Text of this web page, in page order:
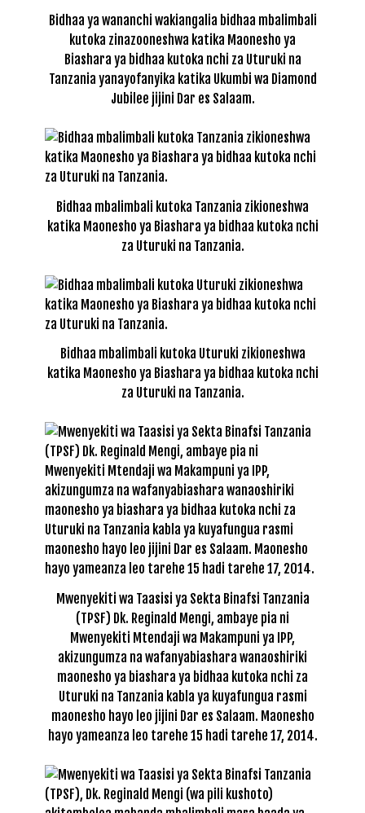
Bidhaa ya wananchi wakiangalia bidhaa mbalimbali
kutoka zinazooneshwa katika Maonesho ya
Biashara ya bidhaa kutoka nchi za Uturuki na
Tanzania yanayofanyika katika Ukumbi wa Diamond
Jubilee jijini Dar es Salaam.
Bidhaa mbalimbali kutoka Tanzania zikioneshwa
katika Maonesho ya Biashara ya bidhaa kutoka nchi
za Uturuki na Tanzania.
Bidhaa mbalimbali kutoka Uturuki zikioneshwa
katika Maonesho ya Biashara ya bidhaa kutoka nchi
za Uturuki na Tanzania.
Mwenyekiti wa Taasisi ya Sekta Binafsi Tanzania
(TPSF) Dk. Reginald Mengi, ambaye pia ni
Mwenyekiti Mtendaji wa Makampuni ya IPP,
akizungumza na wafanyabiashara wanaoshiriki
maonesho ya biashara ya bidhaa kutoka nchi za
Uturuki na Tanzania kabla ya kuyafungua rasmi
maonesho hayo leo jijini Dar es Salaam. Maonesho
hayo yameanza leo tarehe 15 hadi tarehe 17, 2014.